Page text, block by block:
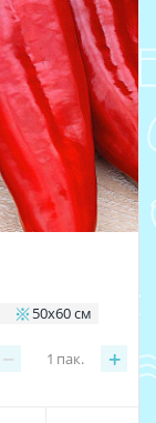
50х60 см
− +
1 пак.